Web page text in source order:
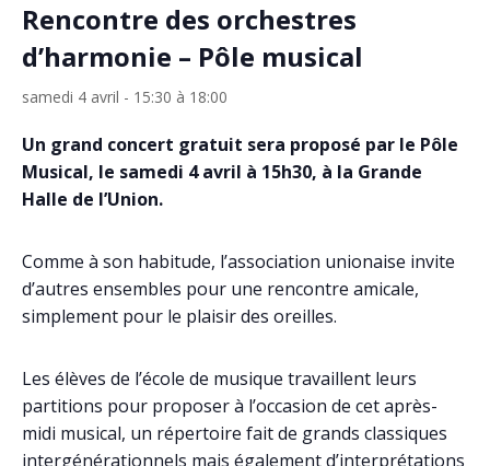
Rencontre des orchestres
d’harmonie – Pôle musical
samedi 4 avril - 15:30 à 18:00
Un grand concert gratuit sera proposé par le Pôle
Musical, le samedi 4 avril à 15h30, à la Grande
Halle de l’Union.
Comme à son habitude, l’association unionaise invite
d’autres ensembles pour une rencontre amicale,
simplement pour le plaisir des oreilles.
Les élèves de l’école de musique travaillent leurs
partitions pour proposer à l’occasion de cet après-
midi musical, un répertoire fait de grands classiques
intergénérationnels mais également d’interprétations